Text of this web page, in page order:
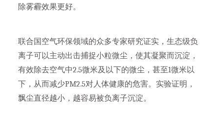
除雾霾效果更好。
联合国空气环保领域的众多专家研究证实，生态级负
离子可以主动出击捕捉小粒微尘，使其凝聚而沉淀，
有效除去空气中2.5微米及以下的微尘，甚至1微米以
下，从而减少PM2.5对人体健康的危害。实验证明，
飘尘直径越小，越容易被负离子沉淀。